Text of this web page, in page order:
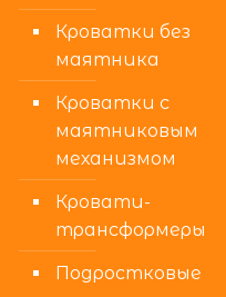
Кроватки без
маятника
Кроватки с
маятниковым
механизмом
Кровати-
трансформеры
Подростковые